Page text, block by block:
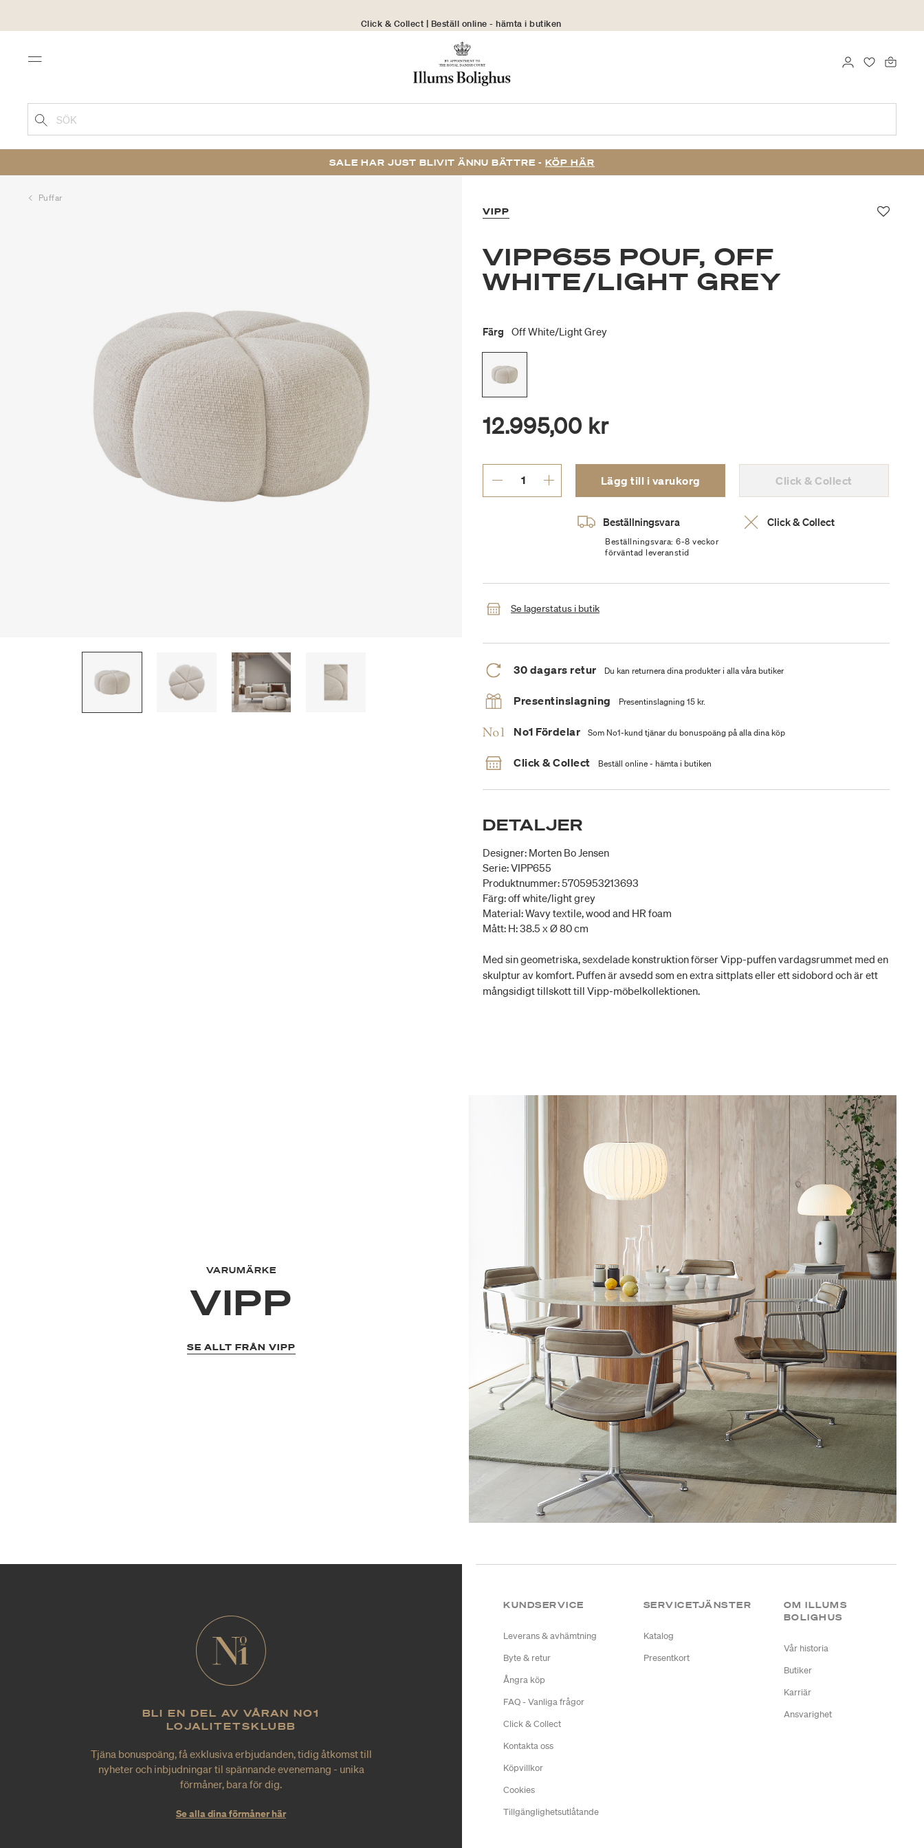
30 dagars returrätt
Menu FAVORITER
LOGGA IN
SÖK
SALE HAR JUST BLIVIT ÄNNU BÄTTRE - KÖP HÄR
Puffar
VIPP
VIPP655 POUF, OFF
WHITE/LIGHT GREY
Färg Off White/light Grey
12.995,00 kr
Lägg till i varukorg Click & Collect
Beställningsvara
Beställningsvara: 6-8 veckor
förväntad leveranstid
Click & Collect
Se lagerstatus i butik
30 dagars retur Du kan returnera dina produkter i alla våra butiker
Presentinslagning Presentinslagning 15 kr.
No1 Fördelar Som No1-kund tjänar du bonuspoäng på alla dina köp
Click & Collect Beställ online - hämta i butiken
DETALJER
Designer: Morten Bo Jensen
Serie: VIPP655
Produktnummer: 5705953213693
Färg: off white/light grey
Material: Wavy textile, wood and HR foam
Mått: H: 38.5 x Ø 80 cm
Med sin geometriska, sexdelade konstruktion förser Vipp-puffen vardagsrummet med en
skulptur av komfort. Puffen är avsedd som en extra sittplats eller ett sidobord och är ett
mångsidigt tillskott till Vipp-möbelkollektionen.
VARUMÄRKE
VIPP
SE ALLT FRÅN VIPP
BLI EN DEL AV VÅRAN NO1
LOJALITETSKLUBB
Tjäna bonuspoäng, få exklusiva erbjudanden, tidig åtkomst till
nyheter och inbjudningar til spännande evenemang - unika
förmåner, bara för dig.
Se alla dina förmåner här
KUNDSERVICE
Leverans & avhämtning
Byte & retur
Ångra köp
FAQ - Vanliga frågor
Click & Collect
Kontakta oss
Köpvillkor
Cookies
Tillgänglighetsutlåtande
SERVICETJÄNSTER
Katalog
Presentkort
OM ILLUMS
BOLIGHUS
Vår historia
Butiker
Karriär
Ansvarighet